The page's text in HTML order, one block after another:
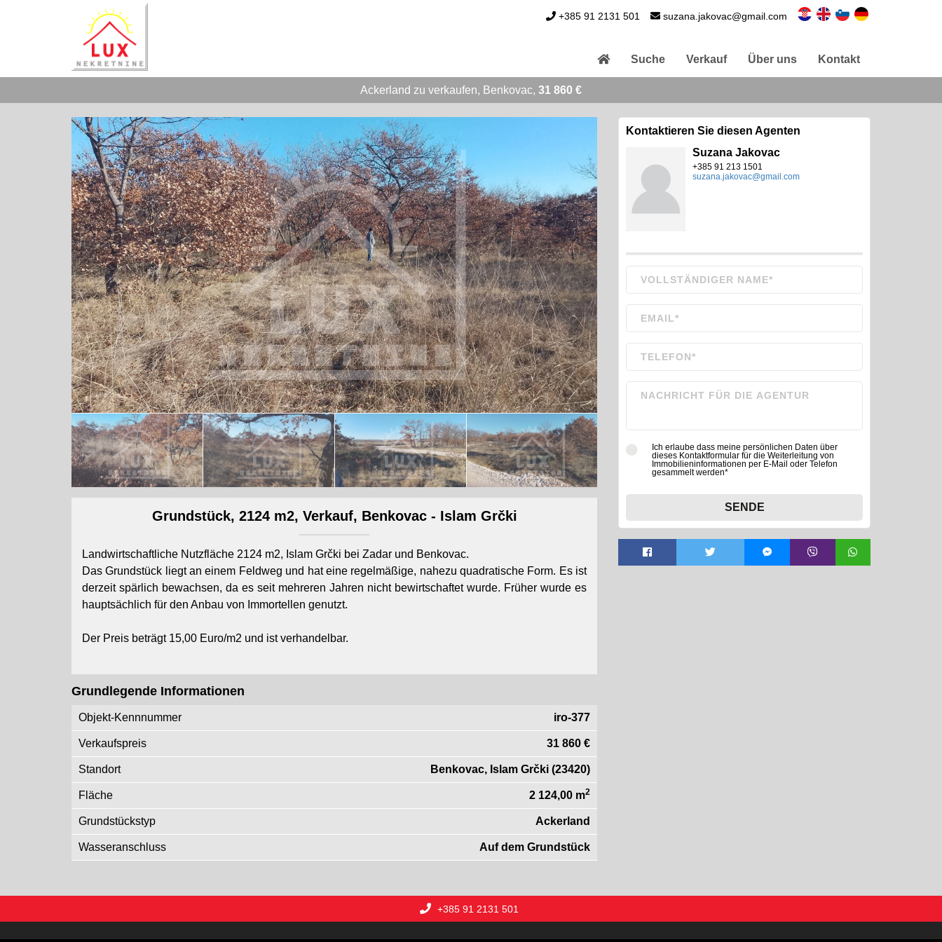
+385 91 2131 501 suzana.jakovac@gmail.com
Suche Verkauf Über uns Kontakt
Ackerland zu verkaufen, Benkovac, 31 860 €
Grundstück, 2124 m2, Verkauf, Benkovac - Islam Grčki
Landwirtschaftliche Nutzfläche 2124 m2, Islam Grčki bei Zadar und Benkovac.
Das Grundstück liegt an einem Feldweg und hat eine regelmäßige, nahezu quadratische Form. Es ist
derzeit spärlich bewachsen, da es seit mehreren Jahren nicht bewirtschaftet wurde. Früher wurde es
hauptsächlich für den Anbau von Immortellen genutzt.
Der Preis beträgt 15,00 Euro/m2 und ist verhandelbar.
Grundlegende Informationen
Objekt-Kennnummer iro-377
Verkaufspreis 31 860 €
Standort Benkovac, Islam Grčki (23420)
Fläche 2 124,00 m2
Grundstückstyp Ackerland
Wasseranschluss Auf dem Grundstück
Kontaktieren Sie diesen Agenten
Suzana Jakovac
+385 91 213 1501
suzana.jakovac@gmail.com
Ich erlaube dass meine persönlichen Daten über
dieses Kontaktformular für die Weiterleitung von
Immobilieninformationen per E-Mail oder Telefon
gesammelt werden*
SENDE
+385 91 2131 501